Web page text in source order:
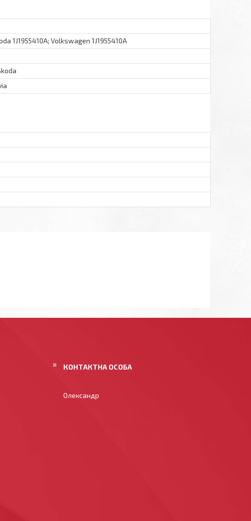
1J1955410A; Volkswagen 1J1955410A
Олександр